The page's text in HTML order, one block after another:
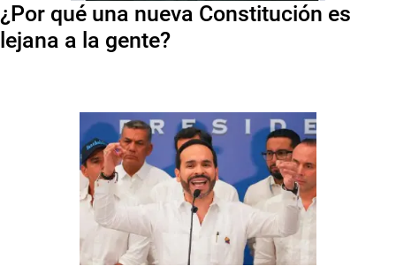
¿Por qué una nueva Constitución es
lejana a la gente?